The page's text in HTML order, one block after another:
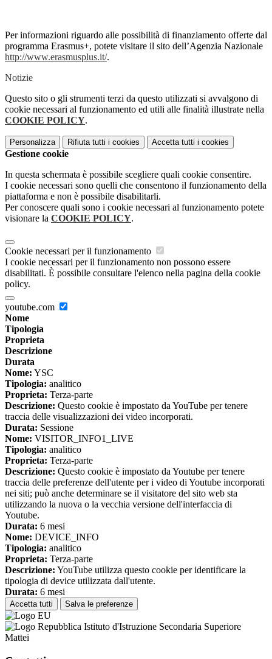
Per informazioni riguardo alle possibilità di finanziamento offerte dal
programma Erasmus+, potete visitare il sito dell’Agenzia Nazionale
http://www.erasmusplus.it/.
Notizie
Questo sito o gli strumenti terzi da questo utilizzati si avvalgono di
cookie necessari al funzionamento ed utili alle finalità illustrate nella
COOKIE POLICY.
Personalizza Rifiuta tutti i cookies Accetta tutti i cookies
Gestione cookie
In questa schermata è possibile scegliere quali cookie consentire.
I cookie necessari sono quelli che consentono il funzionamento della
piattaforma e non è possibile disabilitarli.
Per conoscere quali sono i cookie necessari al funzionamento potete
visionare la COOKIE POLICY.
Cookie necessari per il funzionamento
I cookie necessari per il funzionamento non possono essere
disabilitati. È possibile consultare l'elenco nella pagina della cookie
policy.
youtube.com
Nome
Tipologia
Proprieta
Descrizione
Durata
Nome: YSC
Tipologia: analitico
Proprieta: Terza-parte
Descrizione: Questo cookie è impostato da YouTube per tenere
traccia delle visualizzazioni dei video incorporati.
Durata: Sessione
Nome: VISITOR_INFO1_LIVE
Tipologia: analitico
Proprieta: Terza-parte
Descrizione: Questo cookie è impostato da Youtube per tenere
traccia delle preferenze dell'utente per i video di Youtube incorporati
nei siti; può anche determinare se il visitatore del sito web sta
utilizzando la nuova o la vecchia versione dell'interfaccia di
Youtube.
Durata: 6 mesi
Nome: DEVICE_INFO
Tipologia: analitico
Proprieta: Terza-parte
Descrizione: YouTube utilizza questo cookie per identificare la
tipologia di device utilizzata dall'utente.
Durata: 6 mesi
Accetta tutti Salva le preferenze
Istituto d'Istruzione Secondaria Superiore
Mattei